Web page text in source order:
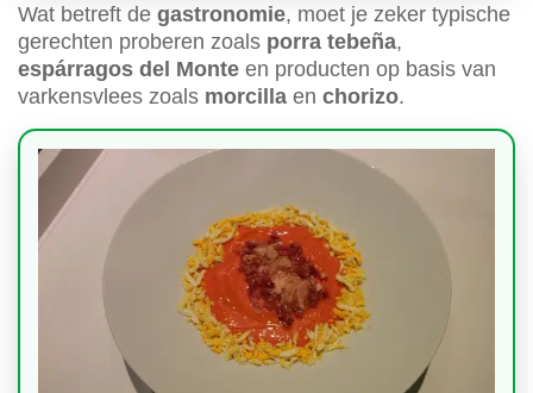
Wat betreft de gastronomie, moet je zeker typische
gerechten proberen zoals porra tebeña,
espárragos del Monte en producten op basis van
varkensvlees zoals morcilla en chorizo.